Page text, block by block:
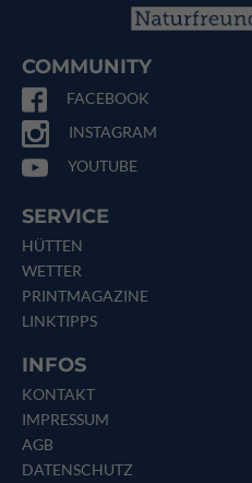
COMMUNITY
FACEBOOK
INSTAGRAM
YOUTUBE
SERVICE
HÜTTEN
WETTER
PRINTMAGAZINE
LINKTIPPS
INFOS
KONTAKT
IMPRESSUM
AGB
DATENSCHUTZ